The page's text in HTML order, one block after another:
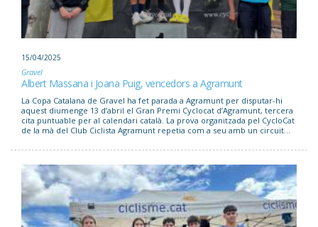
15/04/2025
Gravel
Albert Massana i Joana Puig, vencedors a Agramunt
La Copa Catalana de Gravel ha fet parada a Agramunt per disputar-hi
aquest diumenge 13 d’abril el Gran Premi Cyclocat d’Agramunt, tercera
cita puntuable per al calendari català. La prova organitzada pel CycloCat
de la mà del Club Ciclista Agramunt repetia com a seu amb un circuit...